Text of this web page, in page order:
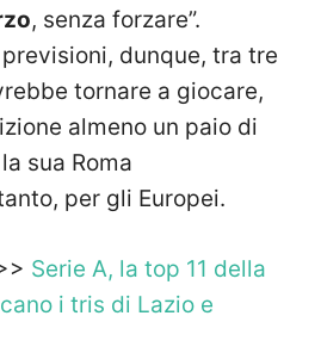
, senza forzare”.
dunque, tra tre
tornare a giocare,
almeno un paio di
sua Roma
per gli Europei.
Serie A, la top 11 della
i tris di Lazio e